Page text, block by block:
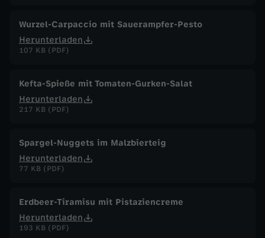
Wurzel-Carpaccio mit Sauerampfer-Pesto
Herunterladen
107 KB (PDF)
Kefta-Spieße mit Tomaten-Gurken-Salat
Herunterladen
217 KB (PDF)
Spargel-Nuggets im Malzbierteig
Herunterladen
77 KB (PDF)
Erdbeer-Tiramisu mit Pistaziencreme
Herunterladen
193 KB (PDF)